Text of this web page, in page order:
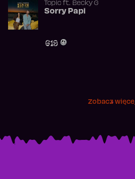
Topicft. Becky G
Sorry Papi
619
Zobacz więcej